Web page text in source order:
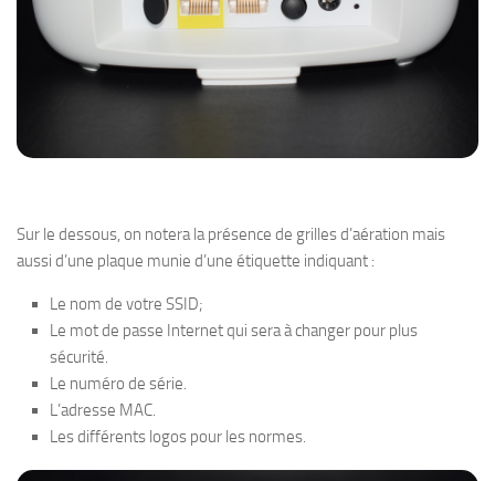
Sur le dessous, on notera la présence de grilles d’aération mais
aussi d’une plaque munie d’une étiquette indiquant :
Le nom de votre SSID;
Le mot de passe Internet qui sera à changer pour plus
sécurité.
Le numéro de série.
L’adresse MAC.
Les différents logos pour les normes.